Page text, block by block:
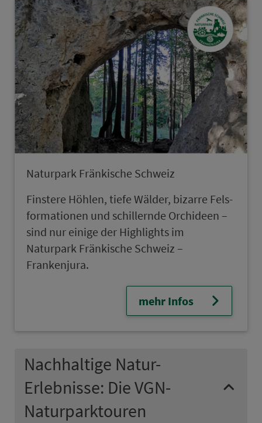
Naturpark Frän­kische Schweiz
Finstere Höhlen, tiefe Wälder, bizarre Fels­
for­ma­ti­onen und schillernde Orchideen –
sind nur einige der High­lights im
Naturpark Frän­kische Schweiz –
Frankenjura.
mehr Infos
Nachhaltige Natur-
Erlebnisse: Die VGN-
Naturparktouren